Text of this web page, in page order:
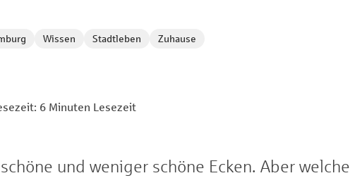
Wissen Stadtleben Zuhause
6 Minuten Lesezeit
und weniger schöne Ecken. Aber welche